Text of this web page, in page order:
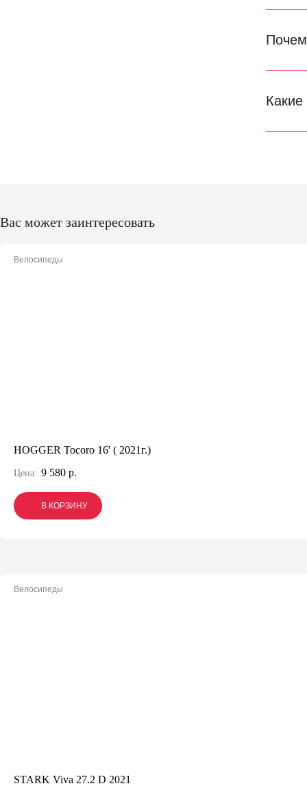
Вас может заинтересовать
Велосипеды
HOGGER Tocoro 16' ( 2021г.)
Цена: 9 580 р.
В КОРЗИНУ
В КОРЗИНУ
В КОРЗИНУ
Велосипеды
STARK Viva 27.2 D 2021